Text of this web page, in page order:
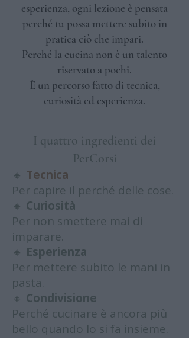
esperienza, ogni lezione è pensata
perché tu possa mettere subito in
pratica ciò che impari.
Perché la cucina non è un talento
riservato a pochi.
È un percorso fatto di tecnica,
curiosità ed esperienza.
I quattro ingredienti dei
PerCorsi
🔸 Tecnica
Per capire il perché delle cose.
🔸 Curiosità
Per non smettere mai di
imparare.
🔸 Esperienza
Per mettere subito le mani in
pasta.
🔸 Condivisione
Perché cucinare è ancora più
bello quando lo si fa insieme.